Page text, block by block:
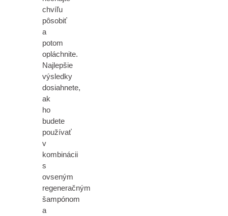
chvíľu
pôsobiť
a
potom
opláchnite.
Najlepšie
výsledky
dosiahnete,
ak
ho
budete
používať
v
kombinácii
s
ovseným
regeneračným
šampónom
a